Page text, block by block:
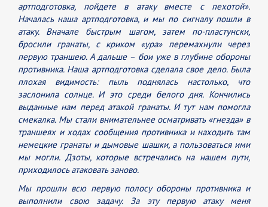
артподготовка, пойдете в атаку вместе с пехотой».
Началась наша артподготовка, и мы по сигналу пошли в
атаку. Вначале быстрым шагом, затем по-пластунски,
бросили гранаты, с криком «ура» перемахнули через
первую траншею. А дальше – бои уже в глубине обороны
противника. Наша артподготовка сделала свое дело. Была
плохая видимость: пыль поднялась настолько, что
заслонила солнце. И это среди белого дня. Кончились
выданные нам перед атакой гранаты. И тут нам помогла
смекалка. Мы стали внимательнее осматривать «гнезда» в
траншеях и ходах сообщения противника и находить там
немецкие гранаты и дымовые шашки, а пользоваться ими
мы могли. Дзоты, которые встречались на нашем пути,
приходилось атаковать заново.
Мы прошли всю первую полосу обороны противника и
выполнили свою задачу. За эту первую атаку меня